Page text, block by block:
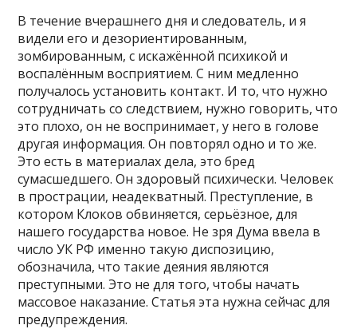
В течение вчерашнего дня и следователь, и я
видели его и дезориентированным,
зомбированным, с искажённой психикой и
воспалённым восприятием. С ним медленно
получалось установить контакт. И то, что нужно
сотрудничать со следствием, нужно говорить, что
это плохо, он не воспринимает, у него в голове
другая информация. Он повторял одно и то же.
Это есть в материалах дела, это бред
сумасшедшего. Он здоровый психически. Человек
в прострации, неадекватный. Преступление, в
котором Клоков обвиняется, серьёзное, для
нашего государства новое. Не зря Дума ввела в
число УК РФ именно такую диспозицию,
обозначила, что такие деяния являются
преступными. Это не для того, чтобы начать
массовое наказание. Статья эта нужна сейчас для
предупреждения.